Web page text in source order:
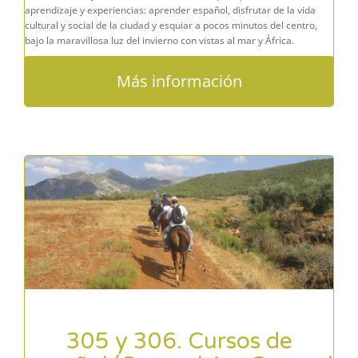
aprendizaje y experiencias: aprender español, disfrutar de la vida
cultural y social de la ciudad y esquiar a pocos minutos del centro,
bajo la maravillosa luz del invierno con vistas al mar y África.
Más información
305 y 306. Cursos de